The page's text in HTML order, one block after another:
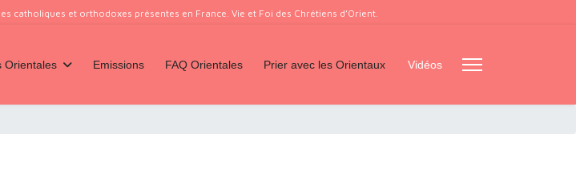
catholiques et orthodoxes présentes en France. Vie et Foi des Chrétiens d’Orient.
Orientales Emissions FAQ Orientales Prier avec les Orientaux Vidéos